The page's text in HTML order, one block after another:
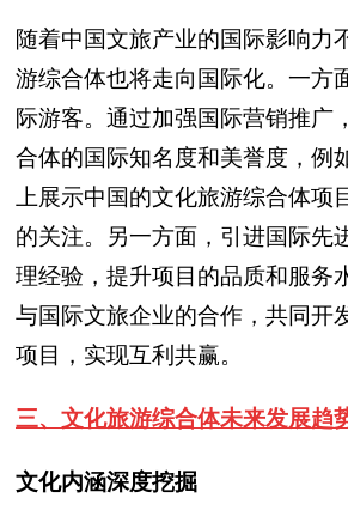
随着中国文旅产业的国际影响力
游综合体也将走向国际化。一方
际游客。通过加强国际营销推广
合体的国际知名度和美誉度，例
上展示中国的文化旅游综合体项
的关注。另一方面，引进国际先
理经验，提升项目的品质和服务
与国际文旅企业的合作，共同开
项目，实现互利共赢。
三、文化旅游综合体未来发展趋
文化内涵深度挖掘